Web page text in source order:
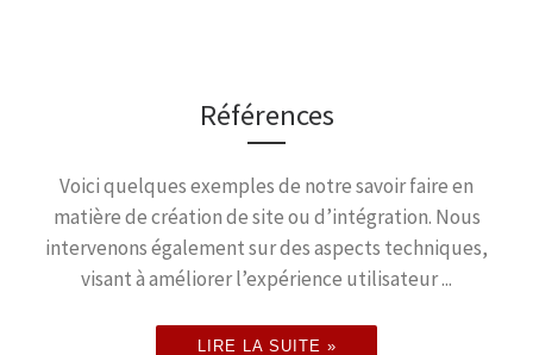
Références
Voici quelques exemples de notre savoir faire en
matière de création de site ou d’intégration. Nous
intervenons également sur des aspects techniques,
visant à améliorer l’expérience utilisateur ...
LIRE LA SUITE »